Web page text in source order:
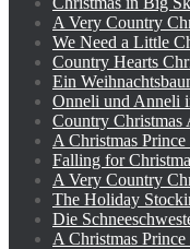
A Very Country
We Need a Little
Country Hearts
Ein
Onneli und Anneli
Country Christmas
A Christmas
Falling for
A Very Country
The Holiday
Die
A Christmas